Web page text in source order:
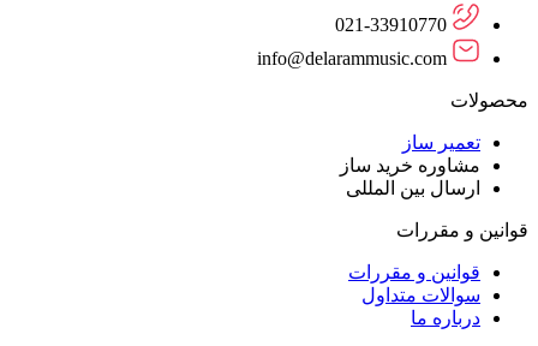
021-33910770
info@delarammusic.com
محصولات
تعمیر ساز
مشاوره خرید ساز
ارسال بین المللی
قوانین و مقررات
قوانین و مقررات
سوالات متداول
درباره ما